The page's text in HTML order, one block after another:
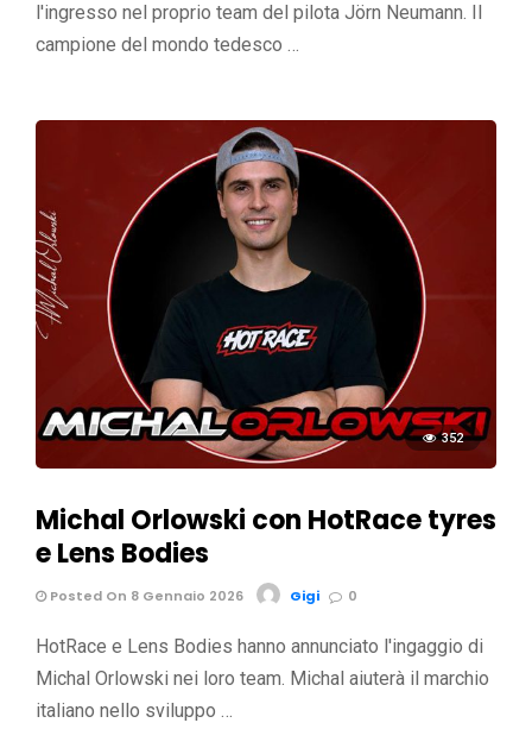
l'ingresso nel proprio team del pilota Jörn Neumann. Il
campione del mondo tedesco …
352
Michal Orlowski con HotRace tyres
e Lens Bodies
Posted On 8 Gennaio 2026 Gigi 0
HotRace e Lens Bodies hanno annunciato l'ingaggio di
Michal Orlowski nei loro team. Michal aiuterà il marchio
italiano nello sviluppo …